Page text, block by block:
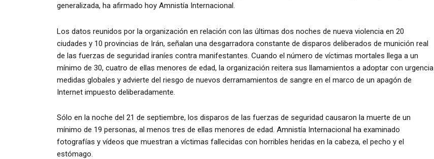
generalizada, ha afirmado hoy Amnistía Internacional.
Los datos reunidos por la organización en relación con las últimas dos noches de nueva violencia en 20
ciudades y 10 provincias de Irán, señalan una desgarradora constante de disparos deliberados de munición real
de las fuerzas de seguridad iraníes contra manifestantes. Cuando el número de víctimas mortales llega a un
mínimo de 30, cuatro de ellas menores de edad, la organización reitera sus llamamientos a adoptar con urgencia
medidas globales y advierte del riesgo de nuevos derramamientos de sangre en el marco de un apagón de
Internet impuesto deliberadamente.
Sólo en la noche del 21 de septiembre, los disparos de las fuerzas de seguridad causaron la muerte de un
mínimo de 19 personas, al menos tres de ellas menores de edad. Amnistía Internacional ha examinado
fotografías y vídeos que muestran a víctimas fallecidas con horribles heridas en la cabeza, el pecho y el
estómago.